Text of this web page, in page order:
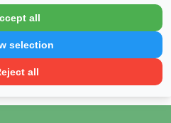
07:30 - 16:30
Gesloten
all
selection
all